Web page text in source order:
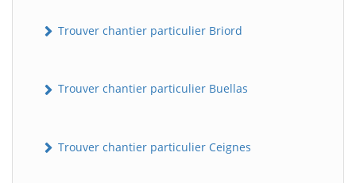
Trouver chantier particulier Briord
Trouver chantier particulier Buellas
Trouver chantier particulier Ceignes